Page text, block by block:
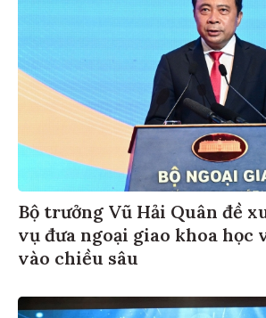
Bộ trưởng Vũ Hải Quân đề
vụ đưa ngoại giao khoa học
vào chiều sâu